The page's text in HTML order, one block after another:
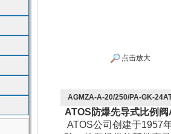
点击放大
AGMZA-A-20/250/PA-GK-
ATOS防爆先导式比例
ATOS公司创建于1957